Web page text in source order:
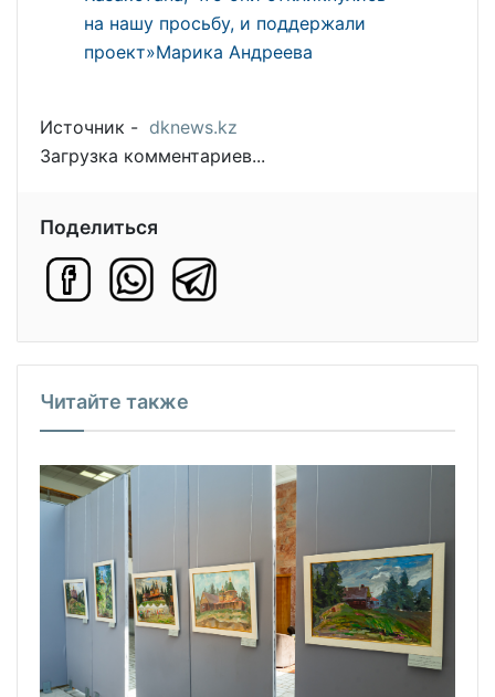
на нашу просьбу, и поддержали
проект»Марика Андреева
Источник - dknews.kz
Загрузка комментариев...
Поделиться
Читайте также